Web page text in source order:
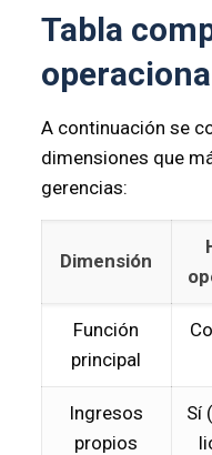
Tabla
A continuación se
dimensiones que
gerencias:
Dimensión
Función
principal
Ingresos
propios
Sí